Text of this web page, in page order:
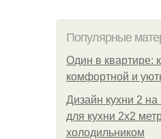
Популярные
Один в квартире:
комфортной и
Дизайн кухни 2
для кухни 2х2
холодильником